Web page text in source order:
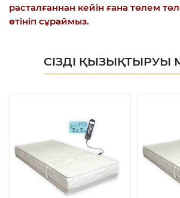
расталғаннан кейін ғана төлем
өтініп сұраймыз.
СІЗДІ ҚЫЗЫҚТЫРУЫ